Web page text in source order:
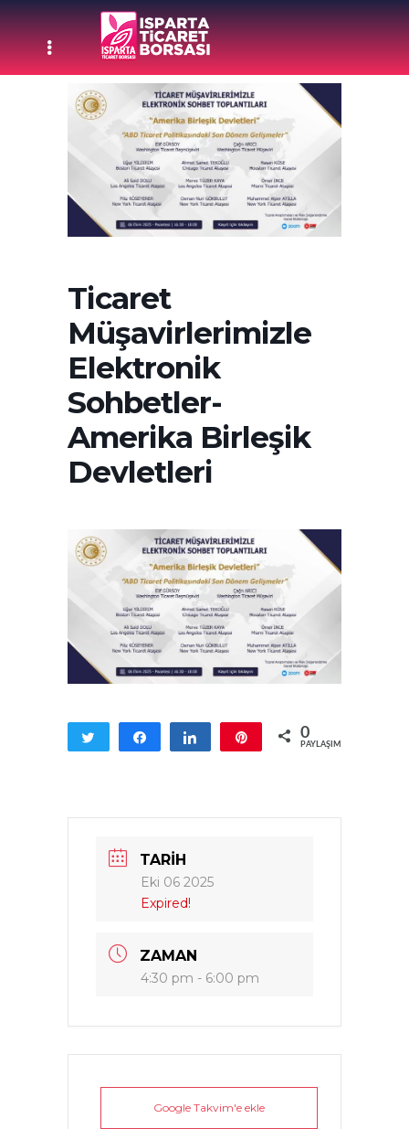
Ticaret
Müşavirlerimizle
Elektronik
Sohbetler-
Amerika Birleşik
Devletleri
Tweetle Paylaş Paylaş 0
PAYLAŞIMLAR
TARIH
Eki 06 2025
Expired!
ZAMAN
4:30 pm - 6:00 pm
Google Takvim'e ekle